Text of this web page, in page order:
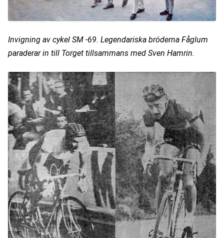
Invigning av cykel SM -69. Legendariska bröderna Fåglum
paraderar in till Torget tillsammans med Sven Hamrin.